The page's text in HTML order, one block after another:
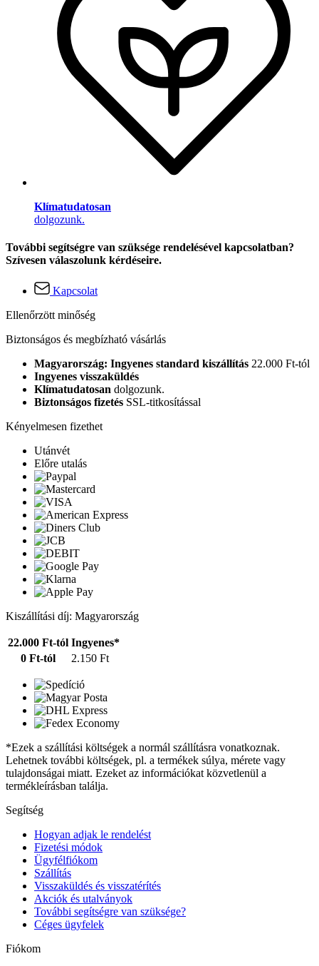
Klímatudatosan
dolgozunk.
További segítségre van szüksége rendelésével kapcsolatban?
Szívesen válaszolunk kérdéseire.
Kapcsolat
Ellenőrzött minőség
Biztonságos és megbízható vásárlás
Magyarország: Ingyenes standard kiszállítás 22.000 Ft-tól
Ingyenes visszaküldés
Klímatudatosan dolgozunk.
Biztonságos fizetés SSL-titkosítással
Kényelmesen fizethet
Utánvét
Előre utalás
Kiszállítási díj: Magyarország
22.000 Ft-tól Ingyenes*
0 Ft-tól
2.150 Ft
*Ezek a szállítási költségek a normál szállításra vonatkoznak.
Lehetnek további költségek, pl. a termékek súlya, mérete vagy
tulajdonságai miatt. Ezeket az információkat közvetlenül a
termékleírásban találja.
Segítség
Hogyan adjak le rendelést
Fizetési módok
Ügyfélfiókom
Szállítás
Visszaküldés és visszatérítés
Akciók és utalványok
További segítségre van szüksége?
Céges ügyfelek
Fiókom